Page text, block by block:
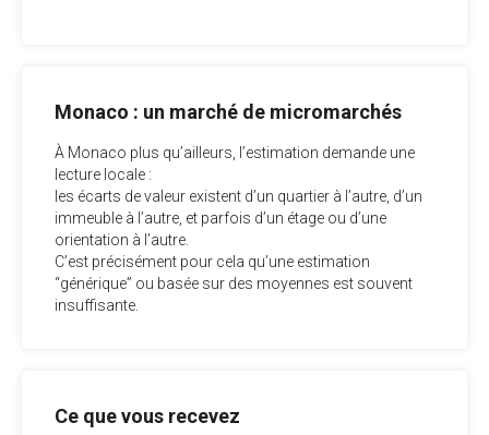
Monaco : un marché de micromarchés
À Monaco plus qu’ailleurs, l’estimation demande une
lecture locale :
les écarts de valeur existent d’un quartier à l’autre, d’un
immeuble à l’autre, et parfois d’un étage ou d’une
orientation à l’autre.
C’est précisément pour cela qu’une estimation
“générique” ou basée sur des moyennes est souvent
insuffisante.
Ce que vous recevez